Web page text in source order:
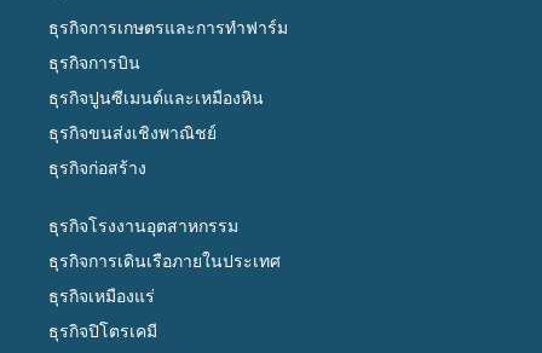
ธุรกิจการเกษตรและการทำฟาร์ม
ธุรกิจการบิน
ธุรกิจปูนซีเมนต์และเหมืองหิน
ธุรกิจขนส่งเชิงพาณิชย์
ธุรกิจก่อสร้าง
ธุรกิจโรงงานอุตสาหกรรม
ธุรกิจการเดินเรือภายในประเทศ
ธุรกิจเหมืองแร่
ธุรกิจปิโตรเคมี